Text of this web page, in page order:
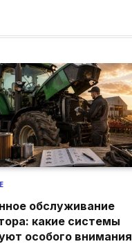
обслуживание
какие системы
особого внимания